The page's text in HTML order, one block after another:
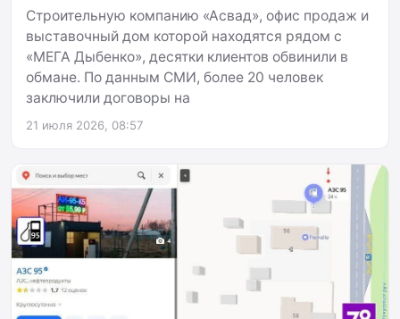
Строительную компанию «Асвад», офис продаж и
выставочный дом которой находятся рядом с
«МЕГА Дыбенко», десятки клиентов обвинили в
обмане. По данным СМИ, более 20 человек
заключили договоры на
21 июля 2026, 08:57